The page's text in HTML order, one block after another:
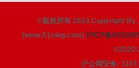
©版权所有 2024 Copyright By
(www.51sieg.com) 沪ICP备
©2020-
沪公网安备: